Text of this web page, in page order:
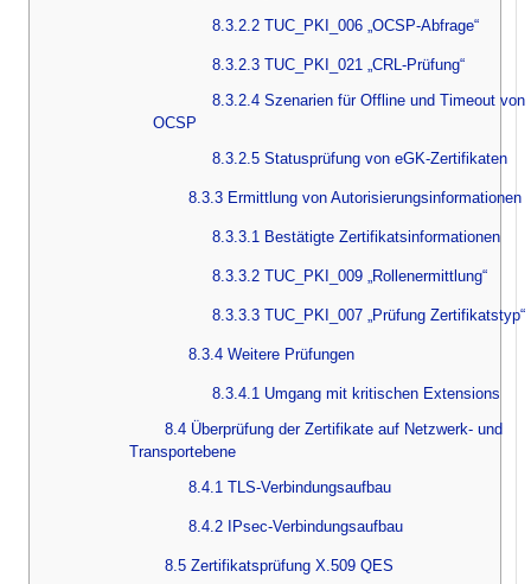
8.3.2.2 TUC_PKI_006 „OCSP-Abfrage“
8.3.2.3 TUC_PKI_021 „CRL-Prüfung“
8.3.2.4 Szenarien für Offline und Timeout von
OCSP
8.3.2.5 Statusprüfung von eGK-Zertifikaten
8.3.3 Ermittlung von Autorisierungsinformationen
8.3.3.1 Bestätigte Zertifikatsinformationen
8.3.3.2 TUC_PKI_009 „Rollenermittlung“
8.3.3.3 TUC_PKI_007 „Prüfung Zertifikatstyp“
8.3.4 Weitere Prüfungen
8.3.4.1 Umgang mit kritischen Extensions
8.4 Überprüfung der Zertifikate auf Netzwerk- und
Transportebene
8.4.1 TLS-Verbindungsaufbau
8.4.2 IPsec-Verbindungsaufbau
8.5 Zertifikatsprüfung X.509 QES